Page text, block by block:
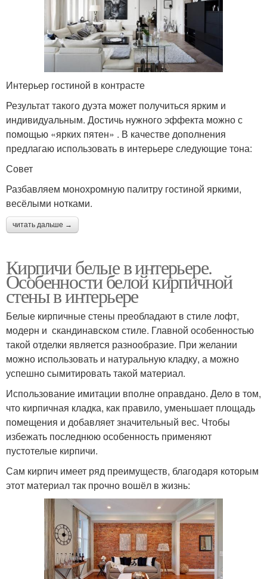
Интерьер гостиной в контрасте
Результат такого дуэта может получиться ярким и
индивидуальным. Достичь нужного эффекта можно с
помощью «ярких пятен» . В качестве дополнения
предлагаю использовать в интерьере следующие тона:
Совет
Разбавляем монохромную палитру гостиной яркими,
весёлыми нотками.
читать дальше →
Кирпичи белые в интерьере.
Особенности белой кирпичной
стены в интерьере
Белые кирпичные стены преобладают в стиле лофт,
модерн и скандинавском стиле. Главной особенностью
такой отделки является разнообразие. При желании
можно использовать и натуральную кладку, а можно
успешно сымитировать такой материал.
Использование имитации вполне оправдано. Дело в том,
что кирпичная кладка, как правило, уменьшает площадь
помещения и добавляет значительный вес. Чтобы
избежать последнюю особенность применяют
пустотелые кирпичи.
Сам кирпич имеет ряд преимуществ, благодаря которым
этот материал так прочно вошёл в жизнь: